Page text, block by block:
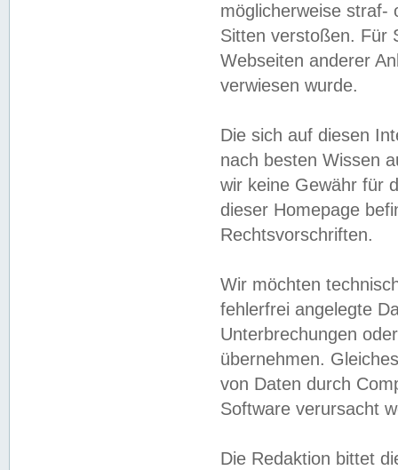
möglicherweise straf-
Sitten verstoßen. Für
Webseiten anderer
verwiesen wurde.
Die sich auf diesen
nach besten Wissen
wir keine Gewähr für
dieser Homepage
Rechtsvorschriften.
Wir möchten
fehlerfrei angelegte
Unterbrechungen
übernehmen.
von Daten durch
Software verursacht
Die Redaktion bittet